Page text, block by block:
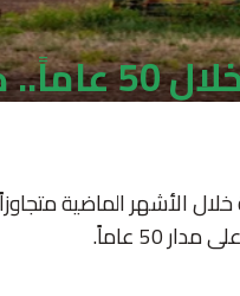
تم؟
الأشهر الماضية
50 عاماً.